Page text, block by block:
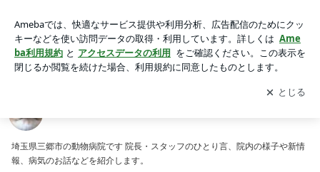
アプリをダウンロードして ブログの更新通知
を受け取りまし
ょう。
開く
埼玉県三郷市の動物病院です 院長・スタッフのひとり言、院内の様子や新情
報、病気のお話などを紹介します。